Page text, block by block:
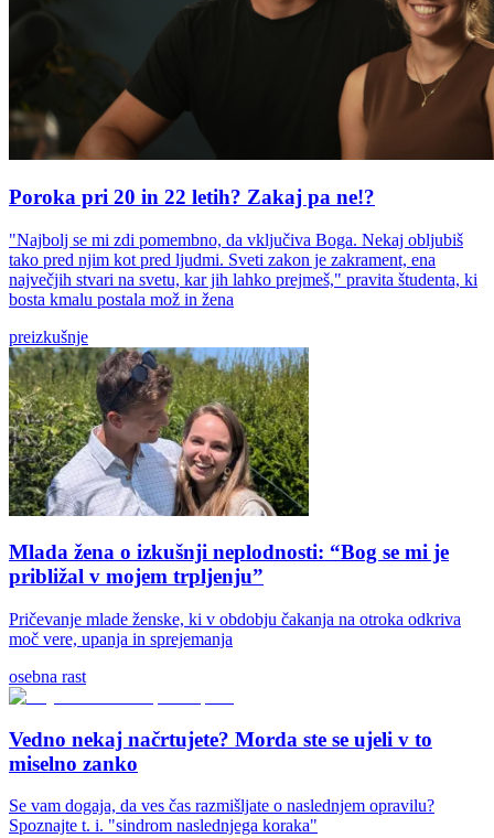
Poroka pri 20 in 22 letih? Zakaj pa ne!?
"Najbolj se mi zdi pomembno, da vključiva Boga. Nekaj obljubiš
tako pred njim kot pred ljudmi. Sveti zakon je zakrament, ena
največjih stvari na svetu, kar jih lahko prejmeš," pravita študenta, ki
bosta kmalu postala mož in žena
preizkušnje
Mlada žena o izkušnji neplodnosti: “Bog se mi je
približal v mojem trpljenju”
Pričevanje mlade ženske, ki v obdobju čakanja na otroka odkriva
moč vere, upanja in sprejemanja
osebna rast
Vedno nekaj načrtujete? Morda ste se ujeli v to
miselno zanko
Se vam dogaja, da ves čas razmišljate o naslednjem opravilu?
Spoznajte t. i. "sindrom naslednjega koraka"